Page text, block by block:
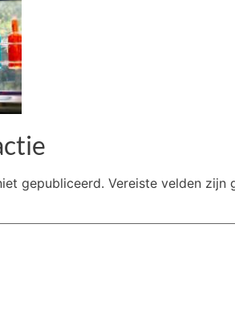
gepubliceerd. Vereiste velden zijn